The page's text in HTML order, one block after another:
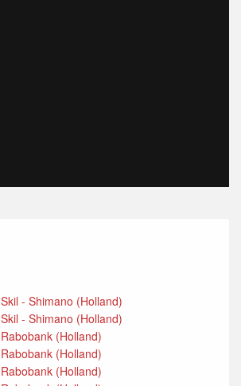
Skil - Shimano (Holland)
Skil - Shimano (Holland)
Rabobank (Holland)
Rabobank (Holland)
Rabobank (Holland)